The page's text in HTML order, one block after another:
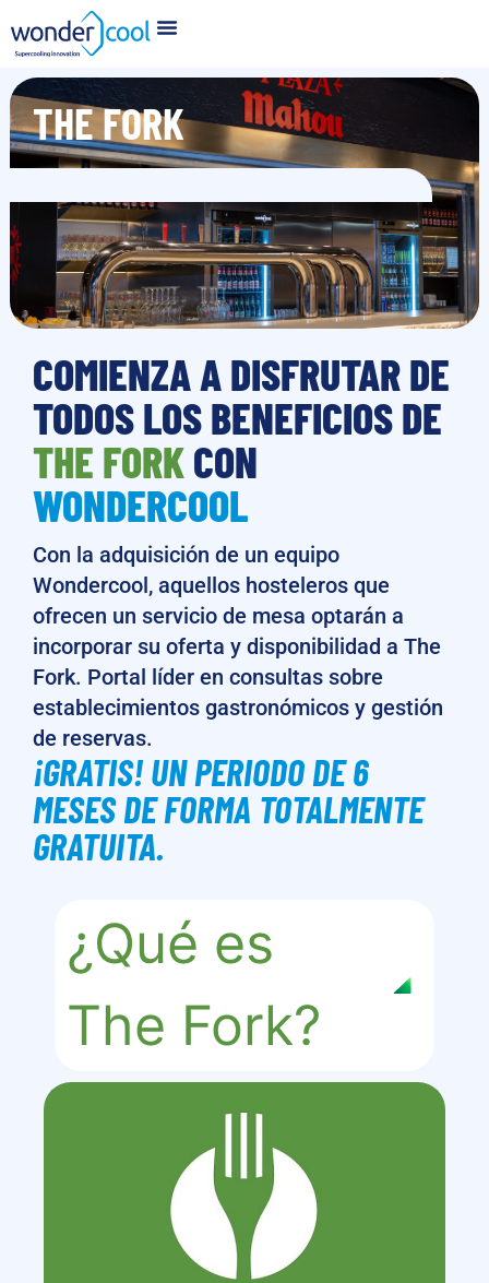
THE FORK
COMIENZA A DISFRUTAR DE
TODOS LOS BENEFICIOS DE
THE FORKCON
WONDERCOOL
Con la adquisición de un equipo
Wondercool, aquellos hosteleros que
ofrecen un servicio de mesa optarán a
incorporar su oferta y disponibilidad a The
Fork. Portal líder en consultas sobre
establecimientos gastronómicos y gestión
de reservas.
¡GRATIS! UN PERIODO DE 6
MESES DE FORMA TOTALMENTE
GRATUITA.
¿Qué es
The Fork?